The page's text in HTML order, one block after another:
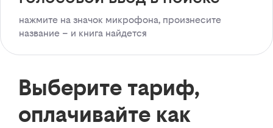
нажмите на значок микрофона, произнесите
название – и книга найдется
Выберите тариф,
оплачивайте как